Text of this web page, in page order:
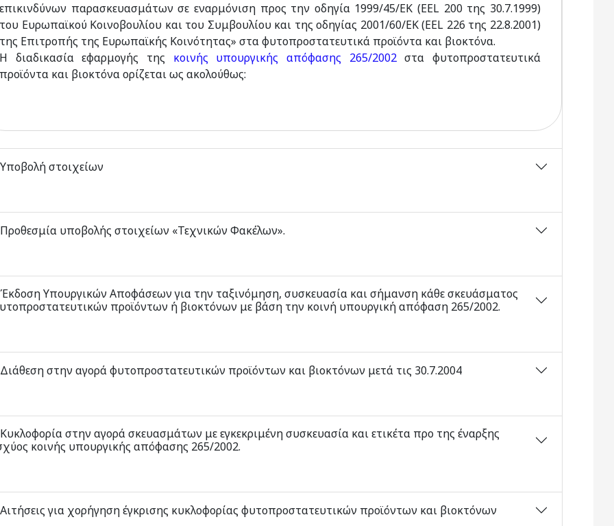
επικινδύνων παρασκευασμάτων σε εναρμόνιση προς την οδηγία 1999/45/ΕΚ (EEL 200 της 30.7.1999)
του Ευρωπαϊκού Κοινοβουλίου και του Συμβουλίου και της οδηγίας 2001/60/ΕΚ (EEL 226 της 22.8.2001)
της Επιτροπής της Ευρωπαϊκής Κοινότητας» στα φυτοπροστατευτικά προϊόντα και βιοκτόνα.
Η διαδικασία εφαρμογής της κοινής υπουργικής απόφασης 265/2002στα φυτοπροστατευτικά
προϊόντα και βιοκτόνα ορίζεται ως ακολούθως:
στοιχείων
υποβολής στοιχείων «Τεχνικών Φακέλων».
Υπουργικών Αποφάσεων για την ταξινόμηση, συσκευασία και σήμανση κάθε σκευάσματος
προϊόντων ή βιοκτόνων με βάση την κοινή υπουργική απόφαση 265/2002.
στην αγορά φυτοπροστατευτικών προϊόντων και βιοκτόνων μετά τις 30.7.2004
στην αγορά σκευασμάτων με εγκεκριμένη συσκευασία και ετικέτα προ της έναρξης
κοινής υπουργικής απόφασης 265/2002.
για χορήγηση έγκρισης κυκλοφορίας φυτοπροστατευτικών προϊόντων και βιοκτόνων